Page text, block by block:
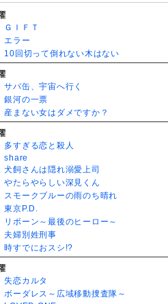
ＧＩＦＴ
エラー
10回切って倒れない木はない
サバ缶、宇宙へ行く
銀河の一票
産まない女はダメですか？
多すぎる恋と殺人
share
犬飼さんは隠れ溺愛上司
やたらやらしい深見くん
スモークブルーの雨のち晴れ
東京P.D.
リボーン～最後のヒーロー～
夫婦別姓刑事
時すでにおスシ!?
失恋カルタ
ボーダレス～広域移動捜査隊～